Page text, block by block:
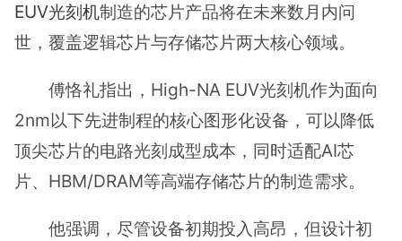
EUV光刻机制造的芯片产品将在未来数月内问
世，覆盖逻辑芯片与存储芯片两大核心领域。
傅恪礼指出，High-NA EUV光刻机作为面向
2nm以下先进制程的核心图形化设备，可以降低
顶尖芯片的电路光刻成型成本，同时适配AI芯
片、HBM/DRAM等高端存储芯片的制造需求。
他强调，尽管设备初期投入高昂，但设计初